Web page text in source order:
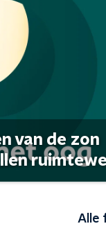
van de zon
Alle